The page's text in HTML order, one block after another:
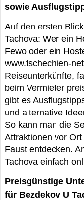
sowie
Auf den ersten
Tachova: Wer ein
Fewo oder ein
www.tschechien-
Reiseunterkünfte,
beim Vermieter
gibt es
und alternative
So kann man die
Attraktionen vor
Faust entdecken.
Tachova einfach
Preisgünstige
für Bezdekov U